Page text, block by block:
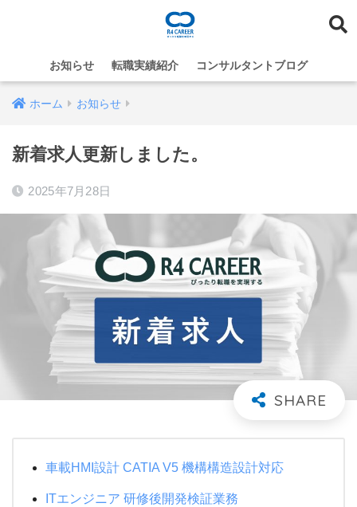
お知らせ 転職実績紹介 コンサルタントブログ
ホーム お知らせ
新着求人更新しました。
2025年7月28日
車載HMI設計 CATIA V5 機構構造設計対応
ITエンジニア 研修後開発検証業務